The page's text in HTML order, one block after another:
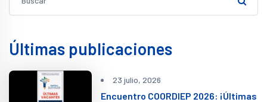
Últimas publicaciones
23 julio, 2026
Encuentro COORDIEP 2026: ¡Últimas